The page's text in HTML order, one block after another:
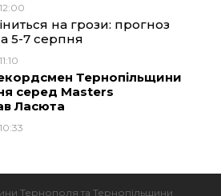
на грози: прогноз
5-7 серпня
Тернопільщини
серед Masters
Ласюта
Тернополя та Тернопільщини